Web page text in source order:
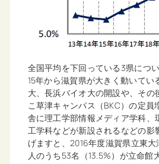
全国平均を下回っている3県につ
15年から滋賀県が大きく動いてい
大、長浜バイオ大の開設や、その
こ草津キャンパス（BKC）の定員
舎に理工学部情報メディア学科、
工学科などが新設されるなどの影
げますと、2016年度滋賀県立東
人のうち53名（13.5%）が立命館